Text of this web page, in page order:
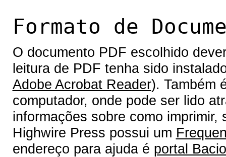
Formato de
O documento PDF escolhido
leitura de PDF tenha sido
Adobe Acrobat Reader). Também
computador, onde pode ser lido
informações sobre como
Highwire Press possui um
endereço para ajuda é portal